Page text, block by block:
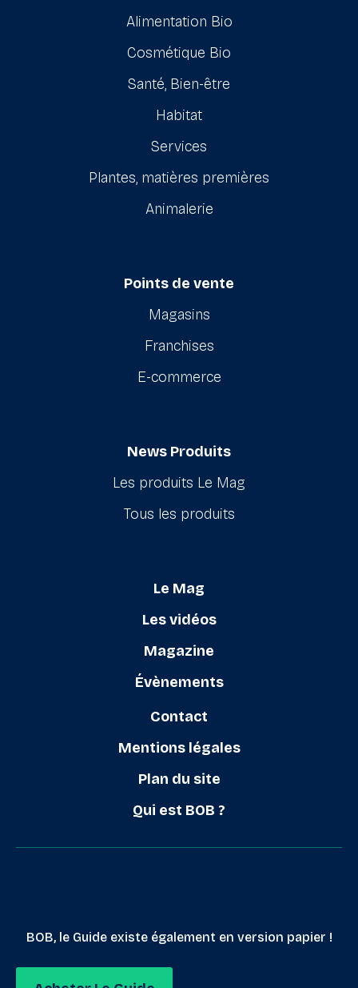
Alimentation Bio
Cosmétique Bio
Santé, Bien-être
Habitat
Services
Plantes, matières premières
Animalerie
Points de vente
Magasins
Franchises
E-commerce
News Produits
Les produits Le Mag
Tous les produits
Le Mag
Les vidéos
Magazine
Évènements
Contact
Mentions légales
Plan du site
Qui est BOB ?
BOB, le Guide existe également en version papier !